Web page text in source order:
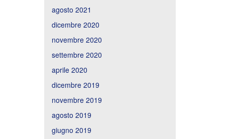
agosto 2021
dicembre 2020
novembre 2020
settembre 2020
aprile 2020
dicembre 2019
novembre 2019
agosto 2019
giugno 2019